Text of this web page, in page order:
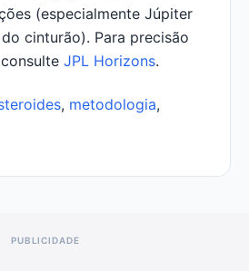
(especialmente Júpiter
cinturão). Para precisão
JPL Horizons.
, metodologia,